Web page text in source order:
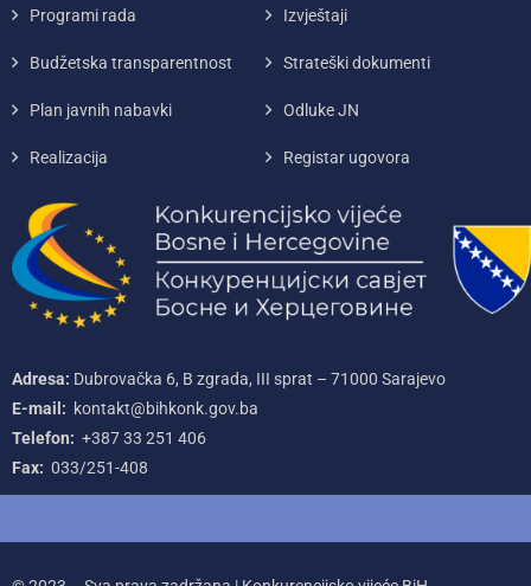
Programi rada Izvještaji
Budžetska transparentnost Strateški dokumenti
Plan javnih nabavki Odluke JN
Realizacija Registar ugovora
Adresa: Dubrovačka 6, B zgrada, III sprat – 71000‌ Sarajevo
E-mail: kontakt@bihkonk.gov.ba
Telefon: +387‌ 33‌ 251‌ 406
Fax: 033/251-408